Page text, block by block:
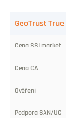
Certificado
SSLmarket
PrecioCA
GeoTrust